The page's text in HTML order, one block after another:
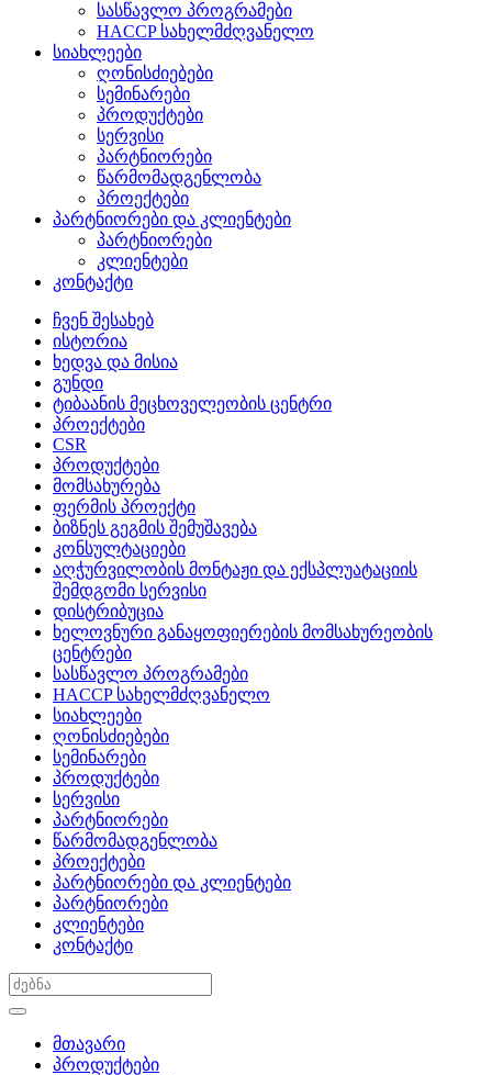
სასწავლო პროგრამები
HACCP სახელმძღვანელო
სიახლეები
ღონისძიებები
სემინარები
პროდუქტები
სერვისი
პარტნიორები
წარმომადგენლობა
პროექტები
პარტნიორები და კლიენტები
პარტნიორები
კლიენტები
კონტაქტი
ჩვენ შესახებ
ისტორია
ხედვა და მისია
გუნდი
ტიბაანის მეცხოველეობის ცენტრი
პროექტები
CSR
პროდუქტები
მომსახურება
ფერმის პროექტი
ბიზნეს გეგმის შემუშავება
კონსულტაციები
აღჭურვილობის მონტაჟი და ექსპლუატაციის
შემდგომი სერვისი
დისტრიბუცია
ხელოვნური განაყოფიერების მომსახურეობის
ცენტრები
სასწავლო პროგრამები
HACCP სახელმძღვანელო
სიახლეები
ღონისძიებები
სემინარები
პროდუქტები
სერვისი
პარტნიორები
წარმომადგენლობა
პროექტები
პარტნიორები და კლიენტები
პარტნიორები
კლიენტები
კონტაქტი
მთავარი
პროდუქტები